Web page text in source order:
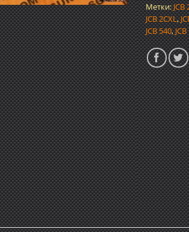
Метки:JCB
JCB 2CXL,
JCB 540,